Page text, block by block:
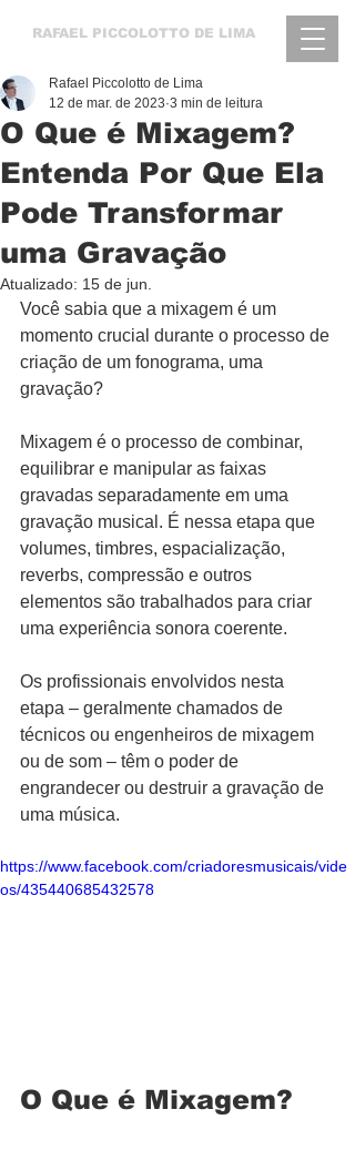
RAFAEL PICCOLOTTO DE LIMA
O Que é Mixagem?
Entenda Por Que Ela
Pode Transformar
uma Gravação
Rafael Piccolotto de Lima
12 de mar. de 2023 3 min de leitura
Atualizado: 15 de jun.
Você sabia que a mixagem é um
momento crucial durante o processo de
criação de um fonograma, uma
gravação?
Mixagem é o processo de combinar,
equilibrar e manipular as faixas
gravadas separadamente em uma
gravação musical. É nessa etapa que
volumes, timbres, espacialização,
reverbs, compressão e outros
elementos são trabalhados para criar
uma experiência sonora coerente.
Os profissionais envolvidos nesta
etapa – geralmente chamados de
técnicos ou engenheiros de mixagem
ou de som – têm o poder de
engrandecer ou destruir a gravação de
uma música.
https://www.facebook.com/criadoresmusicais/vide
os/435440685432578
O Que é Mixagem?